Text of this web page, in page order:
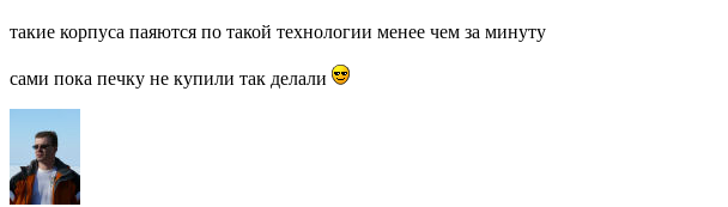
такие корпуса паяются по такой технологии менее чем за минуту
сами пока печку не купили так делали